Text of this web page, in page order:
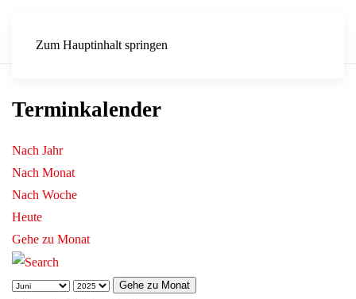
Zum Hauptinhalt springen
Terminkalender
Nach Jahr
Nach Monat
Nach Woche
Heute
Gehe zu Monat
Gehe zu Monat